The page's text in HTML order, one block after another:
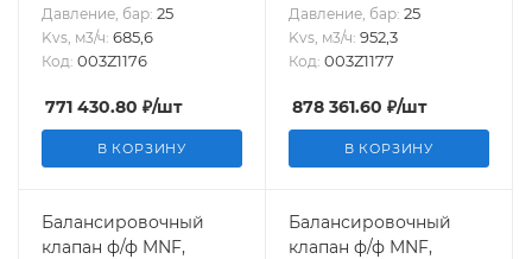
Давление, бар: 25
Kvs, м3/ч: 685,6
Код: 003Z1176
771 430.80 ₽/шт
В КОРЗИНУ
Давление, бар: 25
Kvs, м3/ч: 952,3
Код: 003Z1177
878 361.60 ₽/шт
В КОРЗИНУ
Балансировочный
клапан ф/ф MNF,
Балансировочный
клапан ф/ф MNF,